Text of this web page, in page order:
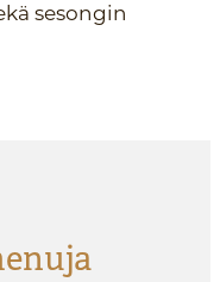
sesongin